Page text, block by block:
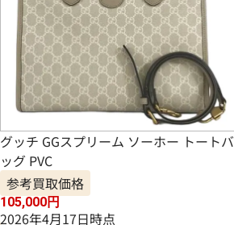
グッチ GGスプリーム ソーホー トートバ
ッグ PVC
参考買取価格
105,000円
2026年4月17日時点